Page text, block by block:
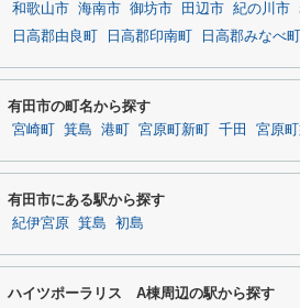
和歌山市 海南市 御坊市 田辺市 紀の川市
日高郡由良町
日高郡印南町 日高郡みなべ町
有田市の町名から探す
宮崎町 箕島 港町 宮原町新町 千田 宮原
有田市にある駅から探す
紀伊宮原 箕島 初島
ハイツポーラリス A棟周辺の駅から探す